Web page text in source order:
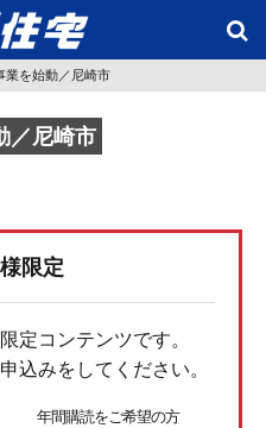
業を始動／尼崎市
／尼崎市
限定
定コンテンツです。
込みをしてください。
年間購読をご希望の方